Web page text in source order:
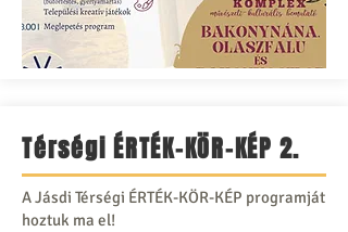
Térségi ÉRTÉK-KÖR-KÉP 2.
A Jásdi Térségi ÉRTÉK-KÖR-KÉP programját
hoztuk ma el!